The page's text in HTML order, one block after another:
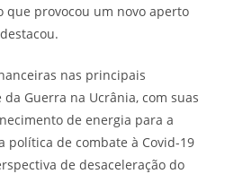
que provocou um novo aperto
nas principais
Guerra na Ucrânia, com suas
de energia para a
política de combate à Covid-19
de desaceleração do